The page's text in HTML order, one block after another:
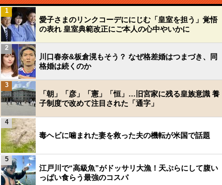
愛子さまのリンクコーデににじむ「皇室を担う」覚悟
の表れ 皇室典範改正にご本人の心中やいかに
1
川口春奈&板倉滉もそう？ なぜ格差婚はつまづき、同
格婚は続くのか
2
「朝」「彦」「憲」「恒」…旧宮家に残る皇族意識 養
子制度で改めて注目された「通字」
3
毒ヘビに噛まれた妻を救った夫の機転が米国で話題
4
江戸川で“高級魚”がドッサリ大漁！天ぷらにして腹い
っぱい食らう最強のコスパ
5